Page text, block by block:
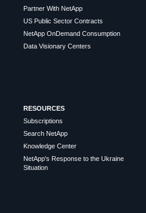
Partner With NetApp
US Public Sector Contracts
NetApp OnDemand Consumption
Data Visionary Centers
RESOURCES
Subscriptions
Search NetApp
Knowledge Center
NetApp's Response to the Ukraine
Situation